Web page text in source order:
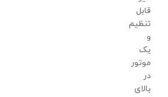
قابل
تنظیم
و
یک
موتور
در
بالای